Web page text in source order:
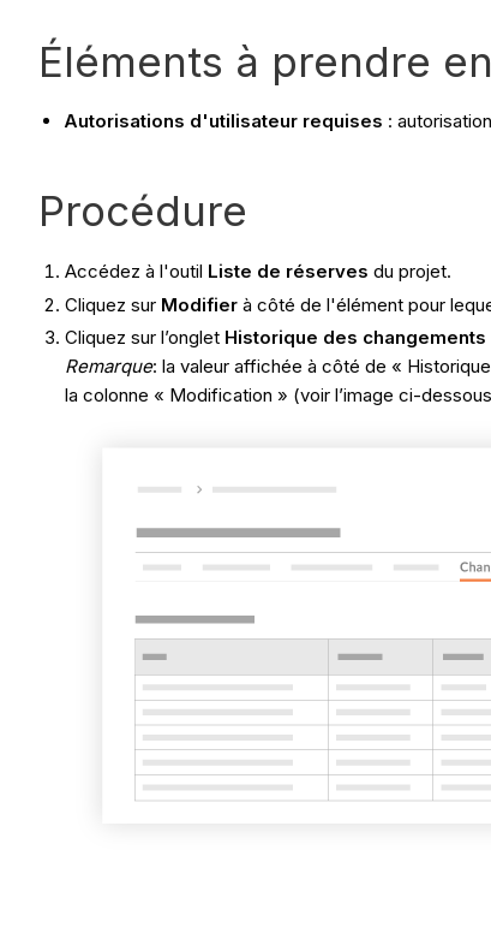
Éléments à prendre
Autorisations d'utilisateur requises :
Procédure
Accédez à l'outil Liste de réserves du projet.
Cliquez sur Modifier à côté de l'élément pour
Cliquez sur l’onglet Historique des changements
Remarque: la valeur affichée à côté de «
la colonne « Modification » (voir l’image ci-